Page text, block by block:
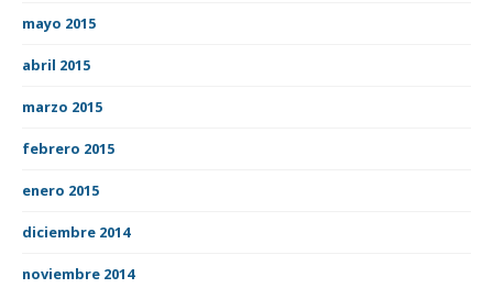
mayo 2015
abril 2015
marzo 2015
febrero 2015
enero 2015
diciembre 2014
noviembre 2014